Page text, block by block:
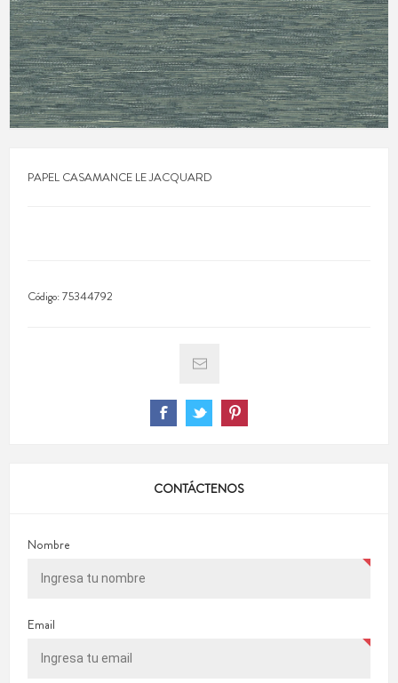
PAPEL CASAMANCE LE JACQUARD
Código:75344792
CONTÁCTENOS
Nombre
Email